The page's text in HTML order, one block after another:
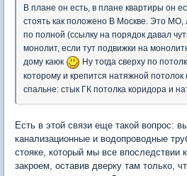
В плане он есть, в плане квартиры он
стоять как положено В Москве. Это
по полной (ссылку на порядок давал
монолит, если тут подвижки на
дому каюк
Ну тогда сверху по
которому и крепится натяжной потолок
спальне: стык ГК потолка коридора и
Есть в этой связи еще такой вопрос:
канализационные и водопроводные
стояке, который мы все впоследствии
закроем, оставив дверку там только,